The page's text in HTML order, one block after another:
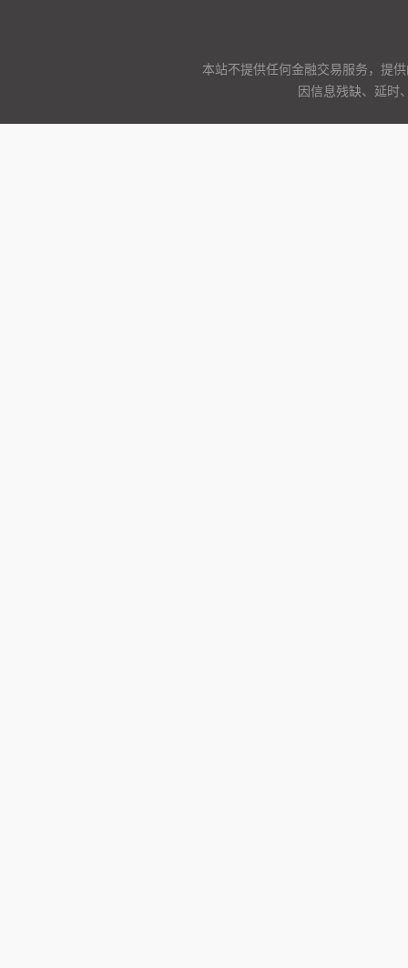
本站不提供任何金融交易服务，提
因信息残缺、延时